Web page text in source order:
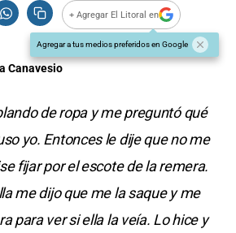
+ Agregar El Litoral en
Agregar a tus medios preferidos en Google
Canavesio
de ropa y me preguntó qué
yo. Entonces le dije que no me
fijar por el escote de la remera.
me dijo que me la saque y me
para ver si ella la veía. Lo hice y